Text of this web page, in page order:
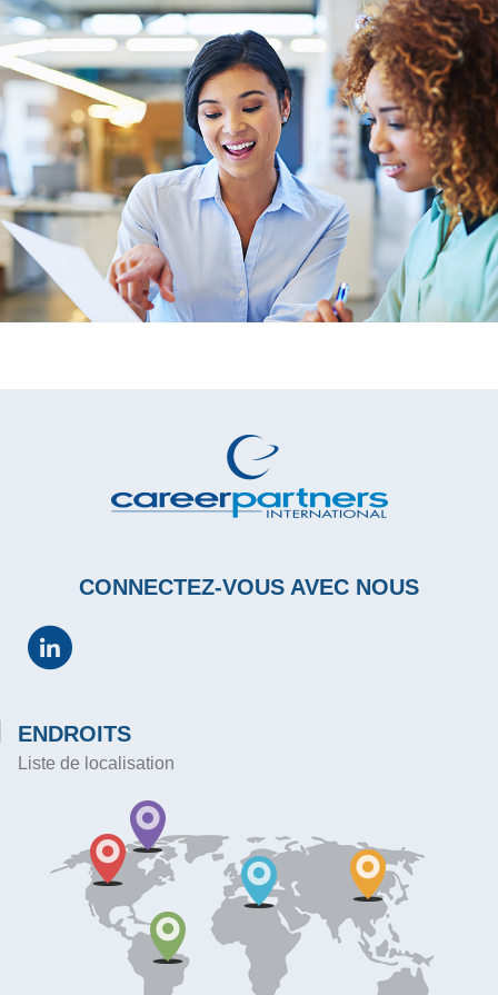
CONNECTEZ-VOUS AVEC NOUS
ENDROITS
Liste de localisation